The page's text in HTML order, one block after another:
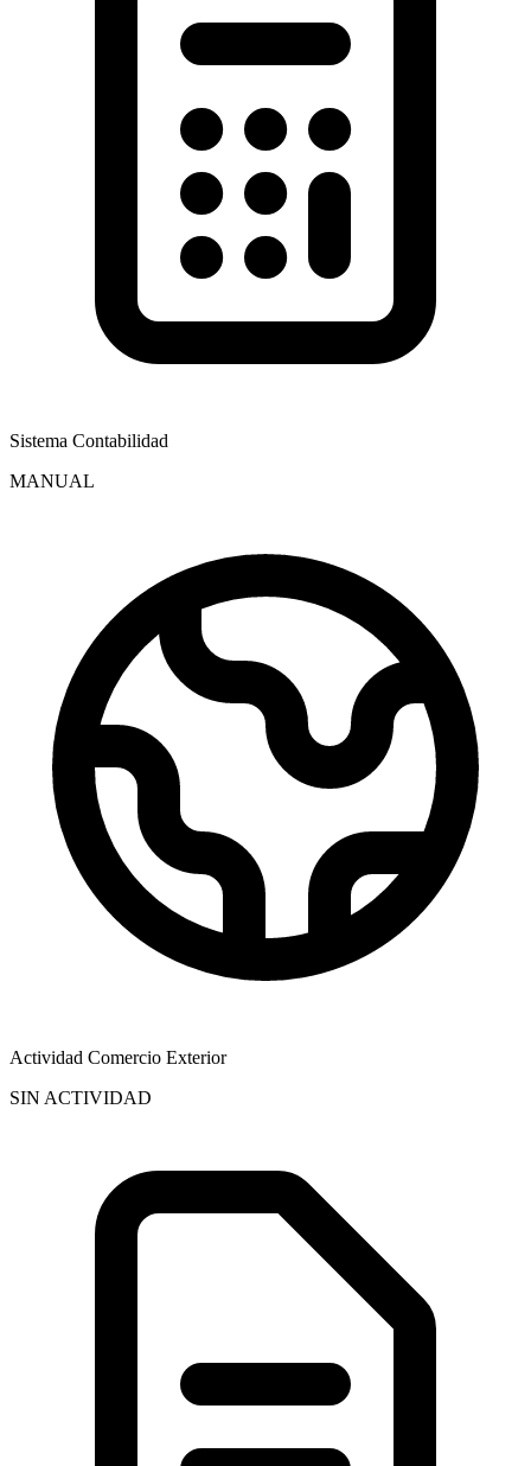
Sistema Contabilidad
MANUAL
Actividad Comercio Exterior
SIN ACTIVIDAD